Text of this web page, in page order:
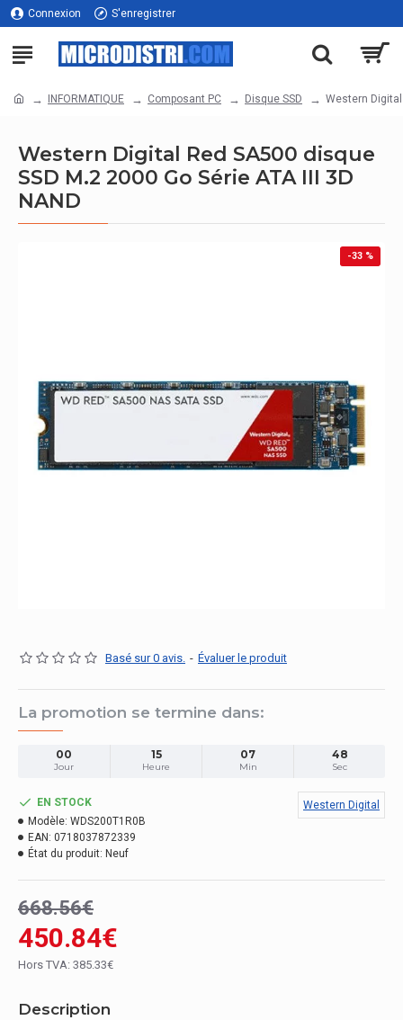
Connexion S'enregistrer
INFORMATIQUE Composant PC Disque SSD Western Digital
Western Digital Red SA500 disque
SSD M.2 2000 Go Série ATA III 3D
NAND
-33 %
Basé sur 0 avis. - Évaluer le produit
La promotion se termine dans:
00
Jour
15
Heure
07
Min
48
Sec
450.84€
668.56€
Hors TVA: 385.33€
EN STOCK
Modèle: WDS200T1R0B
EAN: 0718037872339
État du produit: Neuf
Western Digital
Description